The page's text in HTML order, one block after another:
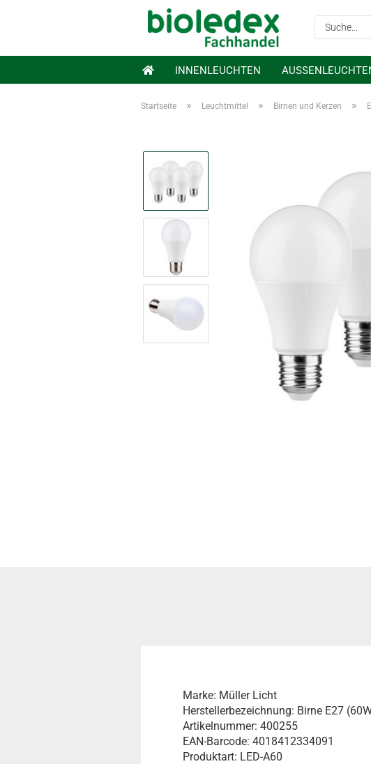
INNENLEUCHTEN
Startseite » Leuchtmittel » Birnen und Kerzen »
Marke: Müller Licht
Herstellerbezeichnung: Birne E27
Artikelnummer: 400255
EAN-Barcode: 4018412334091
Produktart: LED-A60